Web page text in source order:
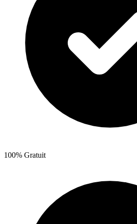
100% Gratuit